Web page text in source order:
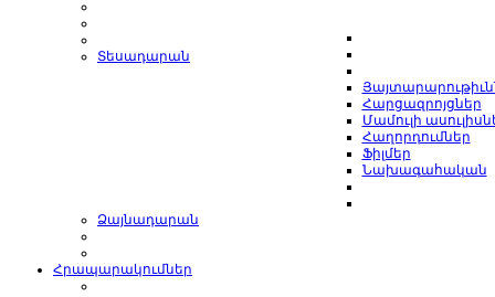
Տեսադարան
Հարցազրոյցներ
Մամուլի
Հաղորդումներ
Ֆիլմեր
Նախագահական
Ձայնադարան
Հրապարակումներ